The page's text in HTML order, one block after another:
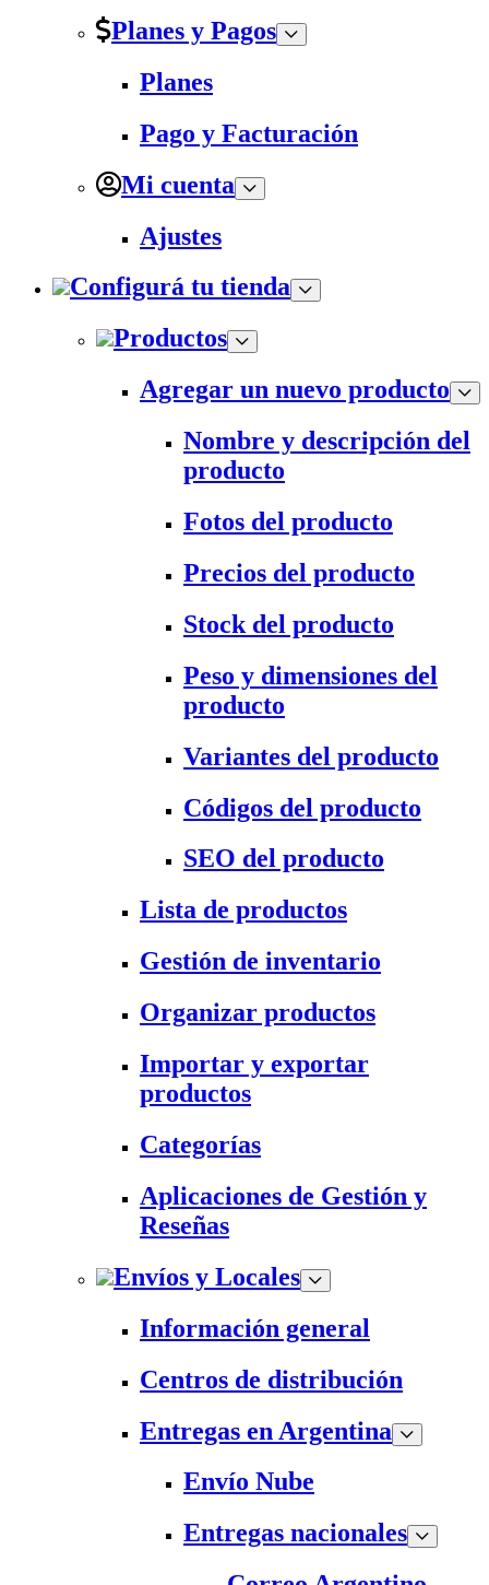
Planes y Pagos
Planes
Pago y Facturación
Mi cuenta
Ajustes
Configurá tu tienda
Productos
Agregar un nuevo producto
Nombre y descripción del
producto
Fotos del producto
Precios del producto
Stock del producto
Peso y dimensiones del
producto
Variantes del producto
Códigos del producto
SEO del producto
Lista de productos
Gestión de inventario
Organizar productos
Importar y exportar
productos
Categorías
Aplicaciones de Gestión y
Reseñas
Envíos y Locales
Información general
Centros de distribución
Entregas en Argentina
Envío Nube
Entregas nacionales